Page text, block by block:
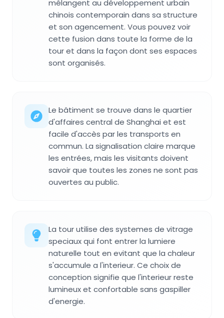
mélangent au développement urbain
chinois contemporain dans sa structure
et son agencement. Vous pouvez voir
cette fusion dans toute la forme de la
tour et dans la façon dont ses espaces
sont organisés.
Le bâtiment se trouve dans le quartier
d'affaires central de Shanghai et est
facile d'accès par les transports en
commun. La signalisation claire marque
les entrées, mais les visitants doivent
savoir que toutes les zones ne sont pas
ouvertes au public.
La tour utilise des systemes de vitrage
speciaux qui font entrer la lumiere
naturelle tout en evitant que la chaleur
s'accumule a l'interieur. Ce choix de
conception signifie que l'interieur reste
lumineux et confortable sans gaspiller
d'energie.